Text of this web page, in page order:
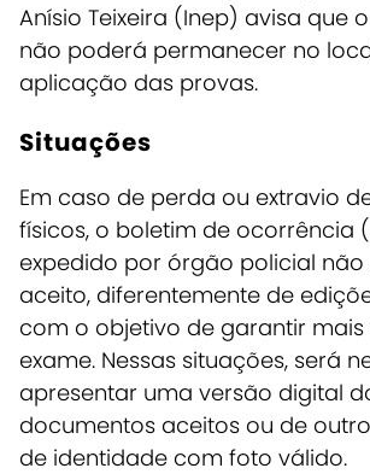
Anísio Teixeira (Inep) avisa que
não poderá permanecer no
aplicação das provas.
Situações
Em caso de perda ou extravio
físicos, o boletim de ocorrência
expedido por órgão policial não
aceito, diferentemente de
com o objetivo de garantir
exame. Nessas situações, será
apresentar uma versão digital
documentos aceitos ou de
de identidade com foto válido.